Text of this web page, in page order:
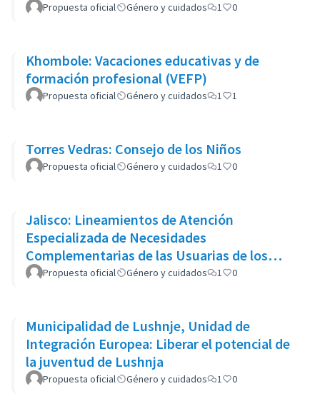
Propuesta oficial Género y cuidados 1 0
Khombole: Vacaciones educativas y de
formación profesional (VEFP)
Propuesta oficial Género y cuidados 1 1
Torres Vedras: Consejo de los Niños
Propuesta oficial Género y cuidados 1 0
Jalisco: Lineamientos de Atención
Especializada de Necesidades
Complementarias de las Usuarias de los
Centros de Justicia para las Mujeres del
Propuesta oficial Género y cuidados 1 0
Municipalidad de Lushnje, Unidad de
Integración Europea: Liberar el potencial de
la juventud de Lushnja
Propuesta oficial Género y cuidados 1 0